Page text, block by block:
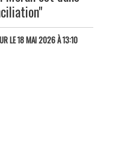
LE 18 MAI 2026 À 13:10